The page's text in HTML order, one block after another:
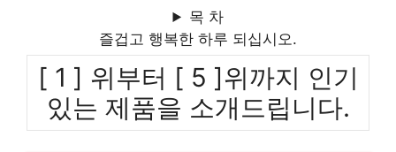
목 차
즐겁고 행복한 하루 되십시오.
[ 1 ] 위부터 [ 5 ]위까지 인기
있는 제품을 소개드립니다.